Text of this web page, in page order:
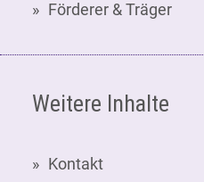
Förderer & Träger
Weitere Inhalte
Kontakt